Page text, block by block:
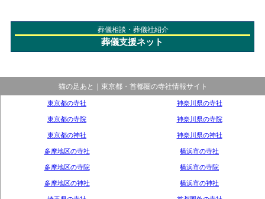
葬儀相談・葬儀社紹介
葬儀支援ネット
猫の足あと｜東京都・首都圏の寺社情報サイト
東京都の寺社
東京都の寺院
東京都の神社
多摩地区の寺社
多摩地区の寺院
多摩地区の神社
神奈川県の寺社
神奈川県の寺院
神奈川県の神社
横浜市の寺社
横浜市の寺院
横浜市の神社